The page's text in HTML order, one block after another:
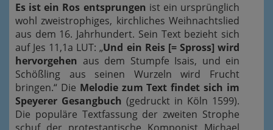
Es ist ein Ros entsprungen ist ein ursprünglich
wohl zweistrophiges, kirchliches Weihnachtslied
aus dem 16. Jahrhundert. Sein Text bezieht sich
auf Jes 11,1a LUT: „Und ein Reis [= Spross] wird
hervorgehen aus dem Stumpfe Isais, und ein
Schößling aus seinen Wurzeln wird Frucht
bringen.“ Die Melodie zum Text findet sich im
Speyerer Gesangbuch (gedruckt in Köln 1599).
Die populäre Textfassung der zweiten Strophe